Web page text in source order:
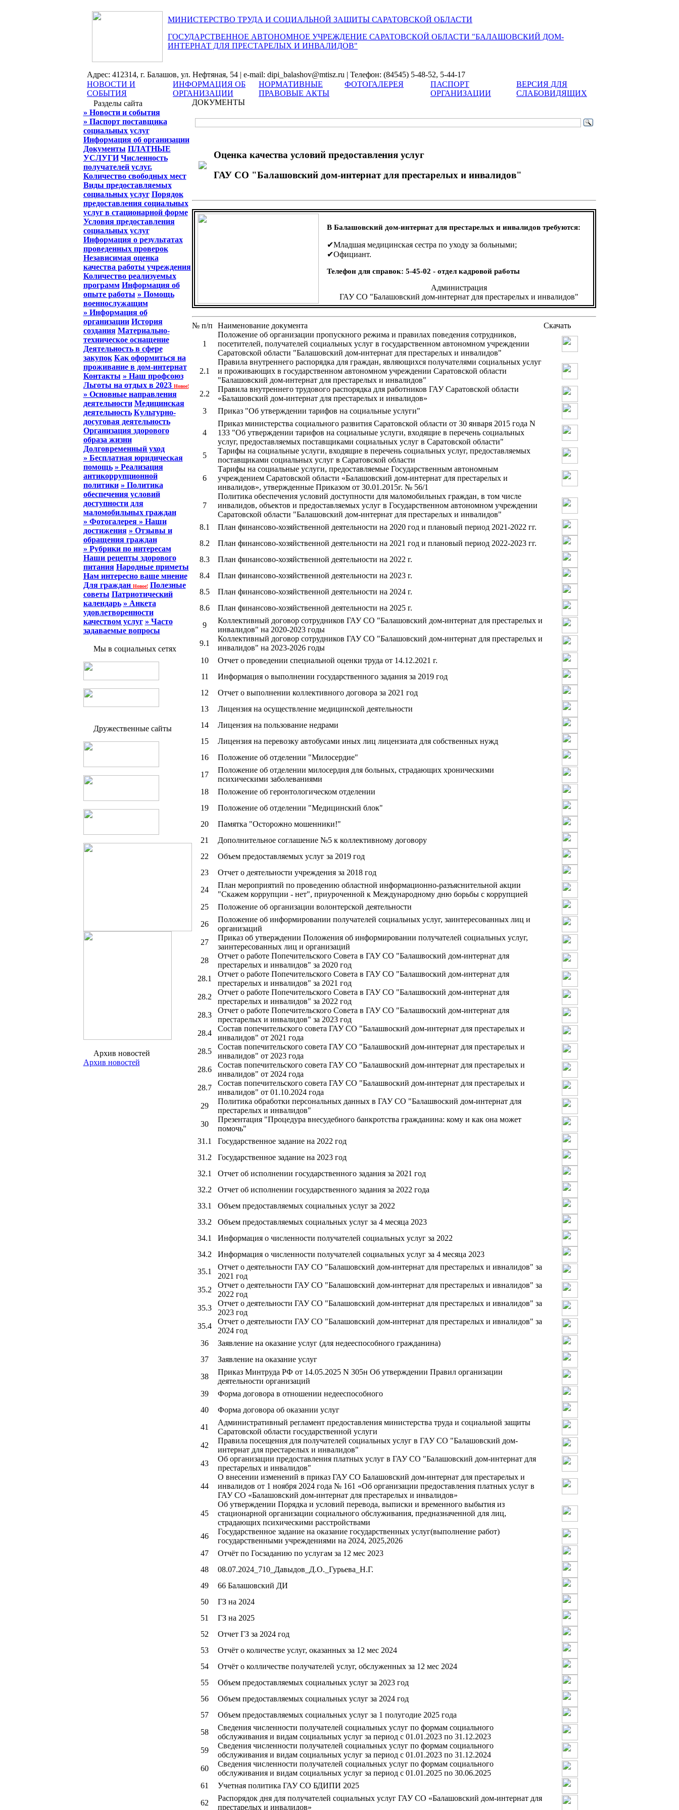
МИНИСТЕРСТВО ТРУДА И СОЦИАЛЬНОЙ ЗАЩИТЫ САРАТОВСКОЙ ОБЛАСТИ
ГОСУДАРСТВЕННОЕ АВТОНОМНОЕ УЧРЕЖДЕНИЕ САРАТОВСКОЙ ОБЛАСТИ "БАЛАШОВСКИЙ ДОМ-
ИНТЕРНАТ ДЛЯ ПРЕСТАРЕЛЫХ И ИНВАЛИДОВ"
Адрес: 412314, г. Балашов, ул. Нефтяная, 54 | e-mail: dipi_balashov@mtisz.ru | Телефон: (84545) 5-48-52, 5-44-17
НОВОСТИ И
СОБЫТИЯ
ИНФОРМАЦИЯ ОБ
ОРГАНИЗАЦИИ
НОРМАТИВНЫЕ
ПРАВОВЫЕ АКТЫ
ФОТОГАЛЕРЕЯ
ПАСПОРТ
ОРГАНИЗАЦИИ
ВЕРСИЯ ДЛЯ
СЛАБОВИДЯЩИХ
Разделы сайта
» Новости и события
» Паспорт поставщика
социальных услуг
Информация об организации
Документы ПЛАТНЫЕ
УСЛУГИ Численность
получателей услуг.
Количество свободных мест
Виды предоставляемых
социальных услуг Порядок
предоставления социальных
услуг в стационарной форме
Условия предоставления
социальных услуг
Информация о результатах
проведенных проверок
Независимая оценка
качества работы учреждения
Количество реализуемых
программ Информация об
опыте работы » Помощь
военнослужащим
» Информация об
организации История
создания Материально-
техническое оснащение
Деятельность в сфере
закупок Как оформиться на
проживание в дом-интернат
Контакты » Наш профсоюз
Льготы на отдых в 2023 Новое!
» Основные направления
деятельности Медицинская
деятельность Культурно-
досуговая деятельность
Организация здорового
образа жизни
Долговременный уход
» Бесплатная юридическая
помощь » Реализация
антикоррупционной
политики » Политика
обеспечения условий
доступности для
маломобильных граждан
» Фотогалерея » Наши
достижения » Отзывы и
обращения граждан
» Рубрики по интересам
Наши рецепты здорового
питания Народные приметы
Нам интересно ваше мнение
Для граждан Новое! Полезные
советы Патриотический
календарь » Анкета
удовлетворенности
качеством услуг » Часто
задаваемые вопросы
Мы в социальных сетях
Дружественные сайты
Архив новостей
Архив новостей
ДОКУМЕНТЫ
Оценка качества условий предоставления услуг
ГАУ СО "Балашовский дом-интернат для престарелых и инвалидов"
В Балашовский дом-интернат для престарелых и инвалидов требуются:
✔Младшая медицинская сестра по уходу за больными;
✔Официант.
Телефон для справок: 5-45-02 - отдел кадровой работы
Администрация
ГАУ СО "Балашовский дом-интернат для престарелых и инвалидов"
№ п/п Наименование документа Скачать
1
Положение об организации пропускного режима и правилах поведения сотрудников,
посетителей, получателей социальных услуг в государственном автономном учреждении
Саратовской области "Балашовский дом-интернат для престарелых и инвалидов"
2.1
Правила внутреннего распорядка для граждан, являющихся получателями социальных услуг
и проживающих в государственном автономном учреждении Саратовской области
"Балашовский дом-интернат для престарелых и инвалидов"
2.2
Правила внутреннего трудового распорядка для работников ГАУ Саратовской области
«Балашовский дом-интернат для престарелых и инвалидов»
3
Приказ "Об утверждении тарифов на социальные услуги"
4
Приказ министерства социального развития Саратовской области от 30 января 2015 года N
133 "Об утверждении тарифов на социальные услуги, входящие в перечень социальных
услуг, предоставляемых поставщиками социальных услуг в Саратовской области"
5
Тарифы на социальные услуги, входящие в перечень социальных услуг, предоставляемых
поставщиками социальных услуг в Саратовской области
6
Тарифы на социальные услуги, предоставляемые Государственным автономным
учреждением Саратовской области «Балашовский дом-интернат для престарелых и
инвалидов», утвержденные Приказом от 30.01.2015г. № 56/1
7
Политика обеспечения условий доступности для маломобильных граждан, в том числе
инвалидов, объектов и предоставляемых услуг в Государственном автономном учреждении
Саратовской области "Балашовский дом-интернат для престарелых и инвалидов"
8.1
План финансово-хозяйственной деятельности на 2020 год и плановый период 2021-2022 гг.
8.2
План финансово-хозяйственной деятельности на 2021 год и плановый период 2022-2023 гг.
8.3
План финансово-хозяйственной деятельности на 2022 г.
8.4
План финансово-хозяйственной деятельности на 2023 г.
8.5
План финансово-хозяйственной деятельности на 2024 г.
8.6
План финансово-хозяйственной деятельности на 2025 г.
9
Коллективный договор сотрудников ГАУ СО "Балашовский дом-интернат для престарелых и
инвалидов" на 2020-2023 годы
9.1
Коллективный договор сотрудников ГАУ СО "Балашовский дом-интернат для престарелых и
инвалидов" на 2023-2026 годы
10
Отчет о проведении специальной оценки труда от 14.12.2021 г.
11
Информация о выполнении государственного задания за 2019 год
12
Отчет о выполнении коллективного договора за 2021 год
13
Лицензия на осуществление медицинской деятельности
14
Лицензия на пользование недрами
15
Лицензия на перевозку автобусами иных лиц лицензиата для собственных нужд
16
Положение об отделении "Милосердие"
17
Положение об отделении милосердия для больных, страдающих хроническими
психическими заболеваниями
18
Положение об геронтологическом отделении
19
Положение об отделении "Медицинский блок"
20
Памятка "Осторожно мошенники!"
21
Дополнительное соглашение №5 к коллективному договору
22
Объем предоставляемых услуг за 2019 год
23
Отчет о деятельности учреждения за 2018 год
24
План мероприятий по проведению областной информационно-разъяснительной акции
"Скажем коррупции - нет", приуроченной к Международному дню борьбы с коррупцией
25
Положение об организации волонтерской деятельности
26
Положение об информировании получателей социальных услуг, заинтересованных лиц и
организаций
27
Приказ об утверждении Положения об информировании получателей социальных услуг,
заинтересованных лиц и организаций
28
Отчет о работе Попечительского Совета в ГАУ СО "Балашвоский дом-интернат для
престарелых и инвалидов" за 2020 год
28.1
Отчет о работе Попечительского Совета в ГАУ СО "Балашвоский дом-интернат для
престарелых и инвалидов" за 2021 год
28.2
Отчет о работе Попечительского Совета в ГАУ СО "Балашвоский дом-интернат для
престарелых и инвалидов" за 2022 год
28.3
Отчет о работе Попечительского Совета в ГАУ СО "Балашвоский дом-интернат для
престарелых и инвалидов" за 2023 год
28.4
Состав попечительского совета ГАУ СО "Балашвоский дом-интернат для престарелых и
инвалидов" от 2021 года
28.5
Состав попечительского совета ГАУ СО "Балашвоский дом-интернат для престарелых и
инвалидов" от 2023 года
28.6
Состав попечительского совета ГАУ СО "Балашвоский дом-интернат для престарелых и
инвалидов" от 2024 года
28.7
Состав попечительского совета ГАУ СО "Балашвоский дом-интернат для престарелых и
инвалидов" от 01.10.2024 года
29
Политика обработки персональных данных в ГАУ СО "Балашвоский дом-интернат для
престарелых и инвалидов"
30
Презентация "Процедура внесудебного банкротства гражданина: кому и как она может
помочь"
31.1
Государственное задание на 2022 год
31.2
Государственное задание на 2023 год
32.1
Отчет об исполнении государственного задания за 2021 год
32.2
Отчет об исполнении государственного задания за 2022 года
33.1
Объем предоставляемых социальных услуг за 2022
33.2
Объем предоставляемых социальных услуг за 4 месяца 2023
34.1
Информация о численности получателей социальных услуг за 2022
34.2
Информация о численности получателей социальных услуг за 4 месяца 2023
35.1
Отчет о деятельности ГАУ СО "Балашовский дом-интернат для престарелых и ивналидов" за
2021 год
35.2
Отчет о деятельности ГАУ СО "Балашовский дом-интернат для престарелых и ивналидов" за
2022 год
35.3
Отчет о деятельности ГАУ СО "Балашовский дом-интернат для престарелых и ивналидов" за
2023 год
35.4
Отчет о деятельности ГАУ СО "Балашовский дом-интернат для престарелых и ивналидов" за
2024 год
36
Заявление на оказание услуг (для недееспособного гражданина)
37
Заявление на оказание услуг
38
Приказ Минтруда РФ от 14.05.2025 N 305н Об утверждении Правил организации
деятельности организаций
39
Форма договора в отношении недееспособного
40
Форма договора об оказании услуг
41
Административный регламент предоставления министерства труда и социальной защиты
Саратовской области государственной услуги
42
Правила посещения для получателей социальных услуг в ГАУ СО "Балашовский дом-
интернат для престарелых и инвалидов"
43
Об организации предоставления платных услуг в ГАУ СО "Балашовский дом-интернат для
престарелых и инвалидов"
44
О внесении изменений в приказ ГАУ СО Балашовский дом-интернат для престарелых и
инвалидов от 1 ноября 2024 года № 161 «Об организации предоставления платных услуг в
ГАУ СО «Балашовский дом-интернат для престарелых и инвалидов»
45
Об утверждении Порядка и условий перевода, выписки и временного выбытия из
стационарной организации социального обслуживания, предназначенной для лиц,
страдающих психическими расстройствами
46
Государственное задание на оказание государственных услуг(выполнение работ)
государственными учреждениями на 2024, 2025,2026
47
Отчёт по Госзаданию по услугам за 12 мес 2023
48
08.07.2024_710_Давыдов_Д.О._Гурьева_Н.Г.
49
66 Балашовский ДИ
50
ГЗ на 2024
51
ГЗ на 2025
52
Отчет ГЗ за 2024 год
53
Отчёт о количестве услуг, оказанных за 12 мес 2024
54
Отчёт о колличестве получателей услуг, обслуженных за 12 мес 2024
55
Объем предоставляемых социальных услуг за 2023 год
56
Объем предоставляемых социальных услуг за 2024 год
57
Объем предоставляемых социальных услуг за 1 полугодие 2025 года
58
Сведения численности получателей социальных услуг по формам социального
обслуживания и видам социальных услуг за период с 01.01.2023 по 31.12.2023
59
Сведения численности получателей социальных услуг по формам социального
обслуживания и видам социальных услуг за период с 01.01.2023 по 31.12.2024
60
Сведения численности получателей социальных услуг по формам социального
обслуживания и видам социальных услуг за период с 01.01.2025 по 30.06.2025
61
Учетная политика ГАУ СО БДИПИ 2025
62
Распорядок дня для получателей социальных услуг ГАУ СО «Балашовский дом-интернат для
престарелых и инвалидов»